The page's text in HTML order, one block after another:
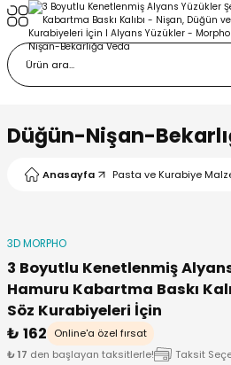
Düğün-Nişan-
Anasayfa Pasta ve Kurabiye
3D MORPHO
3 Boyutlu Kenetlenmiş
Hamuru Kabartma Baskı
Söz Kurabiyeleri İçin
₺ 162
Online'a özel fırsat
₺ 17 den başlayan taksitlerle!
Taksit
Geri Dön
Malzemeleri
Çek Kalıp
/ Doku-Şablon Baskı
Aparatları
Geri Dön